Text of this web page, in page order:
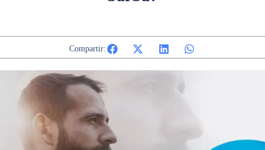
Compartir: